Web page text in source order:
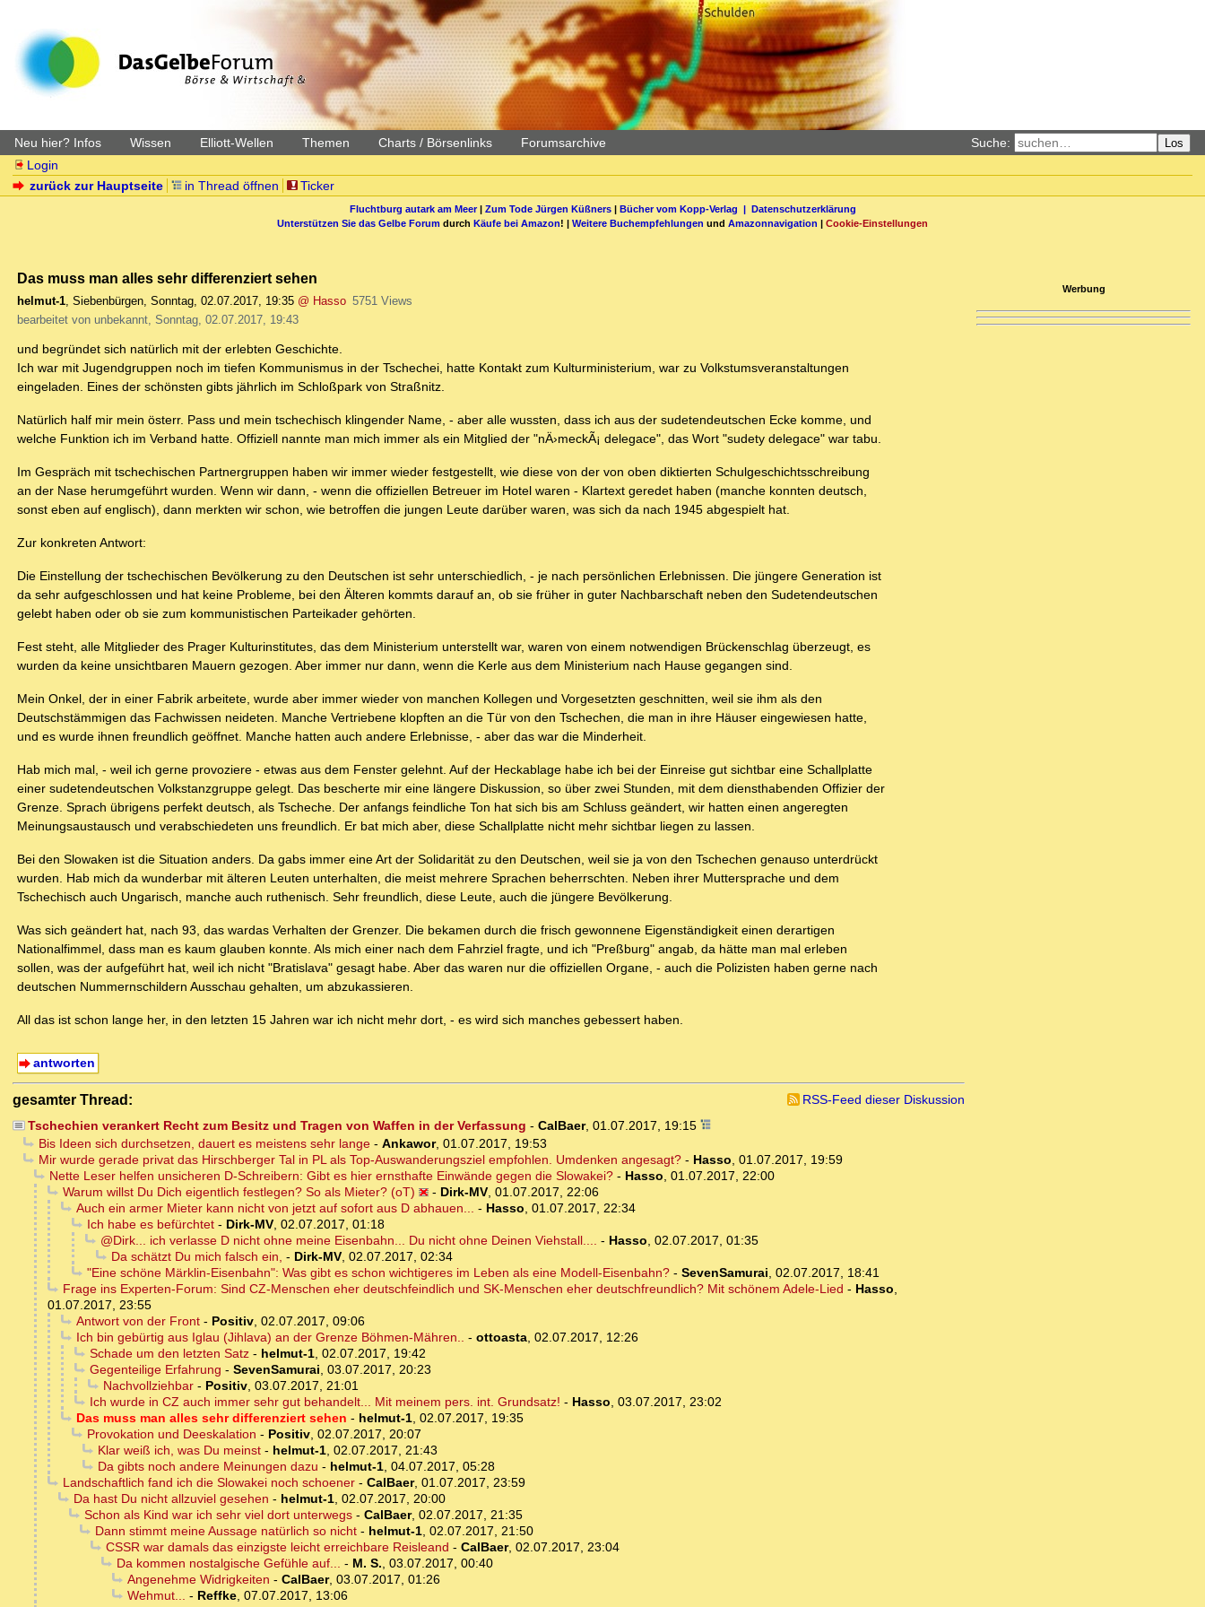
Neu hier? Infos Wissen Elliott-Wellen Themen Charts / Börsenlinks Forumsarchive Suche: Los
Login
zurück zur Hauptseite
in Thread öffnen Ticker
Fluchtburg autark am Meer| Zum Tode Jürgen Küßners| Bücher vom Kopp-Verlag | Datenschutzerklärung
Unterstützen Sie das Gelbe Forum durch Käufe bei Amazon! | Weitere Buchempfehlungen und Amazonnavigation | Cookie-Einstellungen
Das muss man alles sehr differenziert sehen
helmut-1, Siebenbürgen, Sonntag, 02.07.2017, 19:35 @ Hasso 5751 Views
bearbeitet von unbekannt, Sonntag, 02.07.2017, 19:43
und begründet sich natürlich mit der erlebten Geschichte.
Ich war mit Jugendgruppen noch im tiefen Kommunismus in der Tschechei, hatte Kontakt zum Kulturministerium, war zu Volkstumsveranstaltungen
eingeladen. Eines der schönsten gibts jährlich im Schloßpark von Straßnitz.
Natürlich half mir mein österr. Pass und mein tschechisch klingender Name, - aber alle wussten, dass ich aus der sudetendeutschen Ecke komme, und
welche Funktion ich im Verband hatte. Offiziell nannte man mich immer als ein Mitglied der "nÄ›meckÃ¡ delegace", das Wort "sudety delegace" war tabu.
Im Gespräch mit tschechischen Partnergruppen haben wir immer wieder festgestellt, wie diese von der von oben diktierten Schulgeschichtsschreibung
an der Nase herumgeführt wurden. Wenn wir dann, - wenn die offiziellen Betreuer im Hotel waren - Klartext geredet haben (manche konnten deutsch,
sonst eben auf englisch), dann merkten wir schon, wie betroffen die jungen Leute darüber waren, was sich da nach 1945 abgespielt hat.
Zur konkreten Antwort:
Die Einstellung der tschechischen Bevölkerung zu den Deutschen ist sehr unterschiedlich, - je nach persönlichen Erlebnissen. Die jüngere Generation ist
da sehr aufgeschlossen und hat keine Probleme, bei den Älteren kommts darauf an, ob sie früher in guter Nachbarschaft neben den Sudetendeutschen
gelebt haben oder ob sie zum kommunistischen Parteikader gehörten.
Fest steht, alle Mitglieder des Prager Kulturinstitutes, das dem Ministerium unterstellt war, waren von einem notwendigen Brückenschlag überzeugt, es
wurden da keine unsichtbaren Mauern gezogen. Aber immer nur dann, wenn die Kerle aus dem Ministerium nach Hause gegangen sind.
Mein Onkel, der in einer Fabrik arbeitete, wurde aber immer wieder von manchen Kollegen und Vorgesetzten geschnitten, weil sie ihm als den
Deutschstämmigen das Fachwissen neideten. Manche Vertriebene klopften an die Tür von den Tschechen, die man in ihre Häuser eingewiesen hatte,
und es wurde ihnen freundlich geöffnet. Manche hatten auch andere Erlebnisse, - aber das war die Minderheit.
Hab mich mal, - weil ich gerne provoziere - etwas aus dem Fenster gelehnt. Auf der Heckablage habe ich bei der Einreise gut sichtbar eine Schallplatte
einer sudetendeutschen Volkstanzgruppe gelegt. Das bescherte mir eine längere Diskussion, so über zwei Stunden, mit dem diensthabenden Offizier der
Grenze. Sprach übrigens perfekt deutsch, als Tscheche. Der anfangs feindliche Ton hat sich bis am Schluss geändert, wir hatten einen angeregten
Meinungsaustausch und verabschiedeten uns freundlich. Er bat mich aber, diese Schallplatte nicht mehr sichtbar liegen zu lassen.
Bei den Slowaken ist die Situation anders. Da gabs immer eine Art der Solidarität zu den Deutschen, weil sie ja von den Tschechen genauso unterdrückt
wurden. Hab mich da wunderbar mit älteren Leuten unterhalten, die meist mehrere Sprachen beherrschten. Neben ihrer Muttersprache und dem
Tschechisch auch Ungarisch, manche auch ruthenisch. Sehr freundlich, diese Leute, auch die jüngere Bevölkerung.
Was sich geändert hat, nach 93, das wardas Verhalten der Grenzer. Die bekamen durch die frisch gewonnene Eigenständigkeit einen derartigen
Nationalfimmel, dass man es kaum glauben konnte. Als mich einer nach dem Fahrziel fragte, und ich "Preßburg" angab, da hätte man mal erleben
sollen, was der aufgeführt hat, weil ich nicht "Bratislava" gesagt habe. Aber das waren nur die offiziellen Organe, - auch die Polizisten haben gerne nach
deutschen Nummernschildern Ausschau gehalten, um abzukassieren.
All das ist schon lange her, in den letzten 15 Jahren war ich nicht mehr dort, - es wird sich manches gebessert haben.
antworten
gesamter Thread:
RSS-Feed dieser Diskussion
Tschechien verankert Recht zum Besitz und Tragen von Waffen in der Verfassung - CalBaer, 01.07.2017, 19:15
Bis Ideen sich durchsetzen, dauert es meistens sehr lange- Ankawor, 01.07.2017, 19:53
Mir wurde gerade privat das Hirschberger Tal in PL als Top-Auswanderungsziel empfohlen. Umdenken angesagt?- Hasso, 01.07.2017, 19:59
Nette Leser helfen unsicheren D-Schreibern: Gibt es hier ernsthafte Einwände gegen die Slowakei?- Hasso, 01.07.2017, 22:00
Warum willst Du Dich eigentlich festlegen? So als Mieter? (oT)
- Dirk-MV, 01.07.2017, 22:06
Auch ein armer Mieter kann nicht von jetzt auf sofort aus D abhauen... - Hasso, 01.07.2017, 22:34
Ich habe es befürchtet- Dirk-MV, 02.07.2017, 01:18
@Dirk... ich verlasse D nicht ohne meine Eisenbahn... Du nicht ohne Deinen Viehstall.... - Hasso, 02.07.2017, 01:35
Da schätzt Du mich falsch ein, - Dirk-MV, 02.07.2017, 02:34
"Eine schöne Märklin-Eisenbahn": Was gibt es schon wichtigeres im Leben als eine Modell-Eisenbahn?- SevenSamurai, 02.07.2017, 18:41
Frage ins Experten-Forum: Sind CZ-Menschen eher deutschfeindlich und SK-Menschen eher deutschfreundlich? Mit schönem Adele-Lied - Hasso,
01.07.2017, 23:55
Antwort von der Front- Positiv, 02.07.2017, 09:06
Ich bin gebürtig aus Iglau (Jihlava) an der Grenze Böhmen-Mähren.. - ottoasta, 02.07.2017, 12:26
Schade um den letzten Satz- helmut-1, 02.07.2017, 19:42
Gegenteilige Erfahrung - SevenSamurai, 03.07.2017, 20:23
Nachvollziehbar- Positiv, 03.07.2017, 21:01
Ich wurde in CZ auch immer sehr gut behandelt... Mit meinem pers. int. Grundsatz! - Hasso, 03.07.2017, 23:02
Das muss man alles sehr differenziert sehen - helmut-1, 02.07.2017, 19:35
Provokation und Deeskalation - Positiv, 02.07.2017, 20:07
Klar weiß ich, was Du meinst- helmut-1, 02.07.2017, 21:43
Da gibts noch andere Meinungen dazu - helmut-1, 04.07.2017, 05:28
Landschaftlich fand ich die Slowakei noch schoener- CalBaer, 01.07.2017, 23:59
Da hast Du nicht allzuviel gesehen - helmut-1, 02.07.2017, 20:00
Schon als Kind war ich sehr viel dort unterwegs- CalBaer, 02.07.2017, 21:35
Dann stimmt meine Aussage natürlich so nicht- helmut-1, 02.07.2017, 21:50
CSSR war damals das einzigste leicht erreichbare Reisleand - CalBaer, 02.07.2017, 23:04
Da kommen nostalgische Gefühle auf... - M. S., 03.07.2017, 00:40
Angenehme Widrigkeiten - CalBaer, 03.07.2017, 01:26
Wehmut... - Reffke, 07.07.2017, 13:06
Werbung